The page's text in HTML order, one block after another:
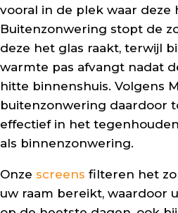
vooral in de plek waar deze
Buitenzonwering stopt de
deze het glas raakt, terwijl
warmte pas afvangt nadat
hitte binnenshuis. Volgens
buitenzonwering daardoor
effectief in het
als binnenzonwering.
Onze screens filteren het
uw raam bereikt, waardoor